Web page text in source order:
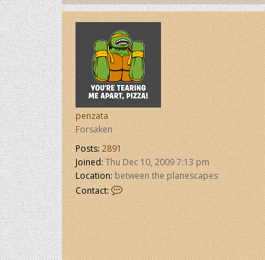
penzata
Forsaken
Posts: 2891
Joined:Thu Dec 10, 2009 7:13 pm
Location:between the planescapes
Contact:
C
o
n
t
a
c